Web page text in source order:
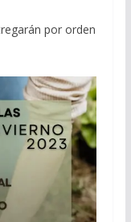
por orden